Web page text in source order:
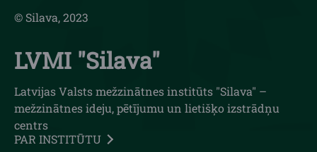
© Silava, 2023
LVMI "Silava"
Latvijas Valsts mežzinātnes institūts "Silava" –
mežzinātnes ideju, pētījumu un lietišķo izstrādņu
centrs
PAR INSTITŪTU